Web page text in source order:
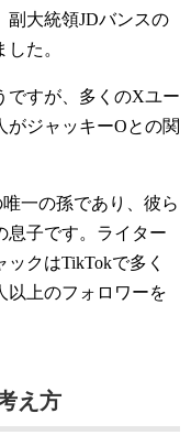
副大統領JDバンスの
た。
ですが、多くのXユー
がジャッキーOとの関
一の孫であり、彼ら
息子です。ライター
クはTikTokで多く
以上のフォロワーを
え方